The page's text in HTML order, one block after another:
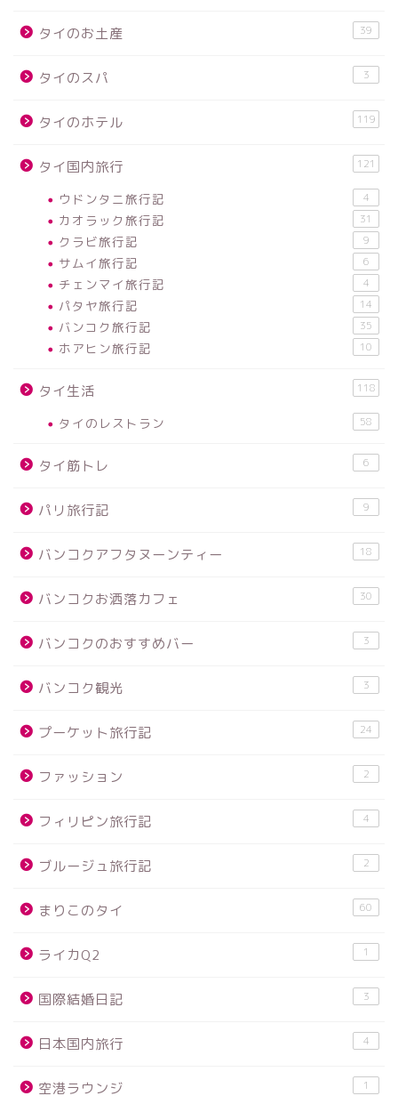
タイのお土産 39
タイのスパ 3
タイのホテル 119
タイ国内旅行 121
ウドンタニ旅行記 4
カオラック旅行記 31
クラビ旅行記 9
サムイ旅行記 6
チェンマイ旅行記 4
パタヤ旅行記 14
バンコク旅行記 35
ホアヒン旅行記 10
タイ生活 118
タイのレストラン 58
タイ筋トレ 6
パリ旅行記 9
バンコクアフタヌーンティー 18
バンコクお洒落カフェ 30
バンコクのおすすめバー 3
バンコク観光 3
プーケット旅行記 24
ファッション 2
フィリピン旅行記 4
ブルージュ旅行記 2
まりこのタイ 60
ライカQ2 1
国際結婚日記 3
日本国内旅行 4
空港ラウンジ 1